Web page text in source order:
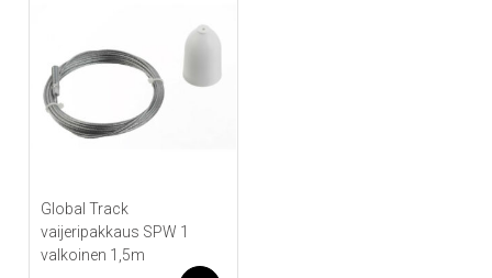
Global Track
vaijeripakkaus SPW 1
valkoinen 1,5m